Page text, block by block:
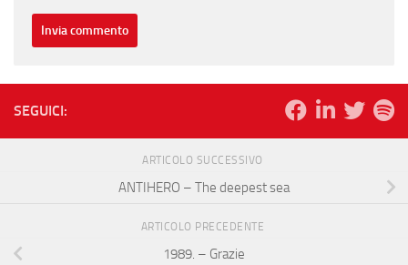
SEGUICI:
ARTICOLO SUCCESSIVO
ANTIHERO – The deepest sea
ARTICOLO PRECEDENTE
1989. – Grazie